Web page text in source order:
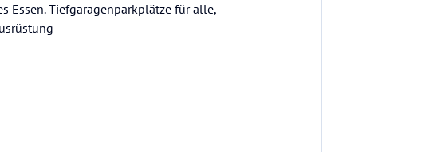
Essen. Tiefgaragenparkplätze für alle,